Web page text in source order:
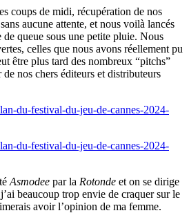
coups de midi, récupération de nos
aucune attente, et nous voilà lancés
queue sous une petite pluie. Nous
celles que nous avons réellement pu
être plus tard des nombreux “pitchs”
nos chers éditeurs et distributeurs
du-festival-du-jeu-de-cannes-2024-
du-festival-du-jeu-de-cannes-2024-
Asmodee par la Rotonde et on se dirige
beaucoup trop envie de craquer sur le
avoir l’opinion de ma femme.